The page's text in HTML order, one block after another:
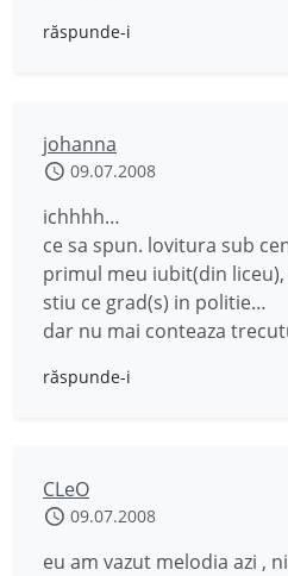
răspunde-i
johanna
09.07.2008
ichhhh…
ce sa spun. lovitura sub
primul meu iubit(din
stiu ce grad(s) in politie…
dar nu mai conteaza
răspunde-i
CLeO
09.07.2008
eu am vazut melodia azi ,